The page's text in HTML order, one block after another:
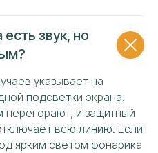
звук, но
указывает на
подсветки экрана.
и защитный
всю линию. Если
ярким светом фонарика
БРЕНДЫ